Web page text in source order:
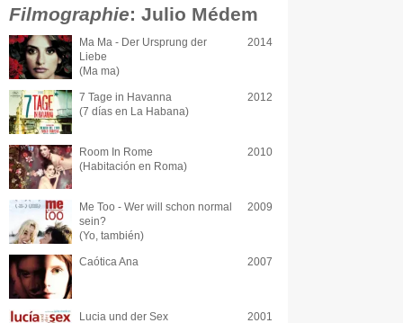
Filmographie: Julio Médem
Ma Ma - Der Ursprung der
Liebe
(Ma ma)
2014
7 Tage in Havanna
(7 días en La Habana)
2012
Room In Rome
(Habitación en Roma)
2010
Me Too - Wer will schon normal
sein?
(Yo, también)
2009
Caótica Ana 2007
Lucia und der Sex
2001